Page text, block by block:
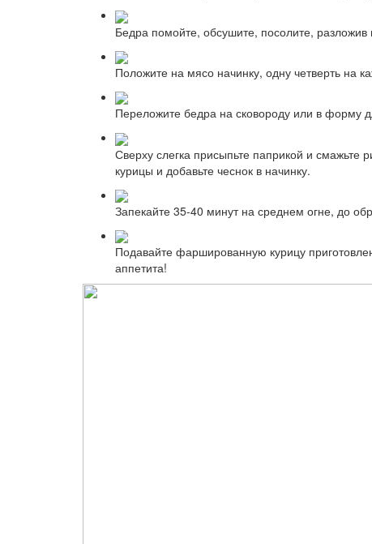
Бедра помойте, обсушите, посолите, разложив
Положите на мясо начинку, одну четверть на
Переложите бедра на сковороду или в форму
Сверху слегка присыпьте паприкой и
курицы и добавьте чеснок в начинку.
Запекайте 35-40 минут на среднем огне, до
Подавайте фаршированную курицу
аппетита!